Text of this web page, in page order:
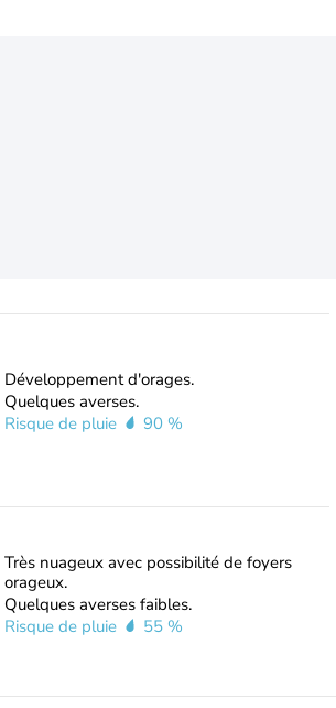
Développement d'orages.
Quelques averses.
Risque de pluie
90 %
Très nuageux avec possibilité de foyers
orageux.
Quelques averses faibles.
Risque de pluie
55 %